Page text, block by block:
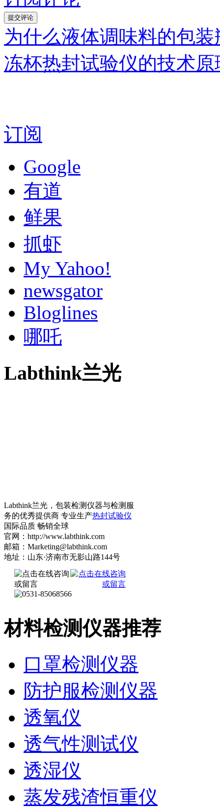
为什么液体调味料的包
冻杯热封试验仪的技术
订阅
Google
有道
鲜果
抓虾
My Yahoo!
newsgator
Bloglines
哪吒
Labthink兰光
Labthink兰光，包装检测仪器与检测服
务的优秀提供商 专业生产热封试验仪
国际品质 畅销全球
官网：http://www.labthink.com
邮箱：Marketing@labthink.com
地址：山东·济南市无影山路144号
材料检测仪器推荐
口罩检测仪器
防护服检测仪器
透氧仪
透气性测试仪
透湿仪
蒸发残渣恒重仪